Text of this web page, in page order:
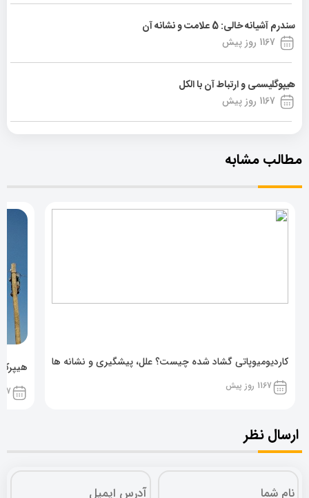
سندرم آشیانه خالی: 5 علامت و نشانه آن
1167 روز پیش
هیپوگلیسمی و ارتباط آن با الکل
1167 روز پیش
مطالب مشابه
کاردیومیوپاتی گشاد شده چیست؟ علل، پیشگیری و نشانه ها
1167 روز پیش 1167
ارسال نظر